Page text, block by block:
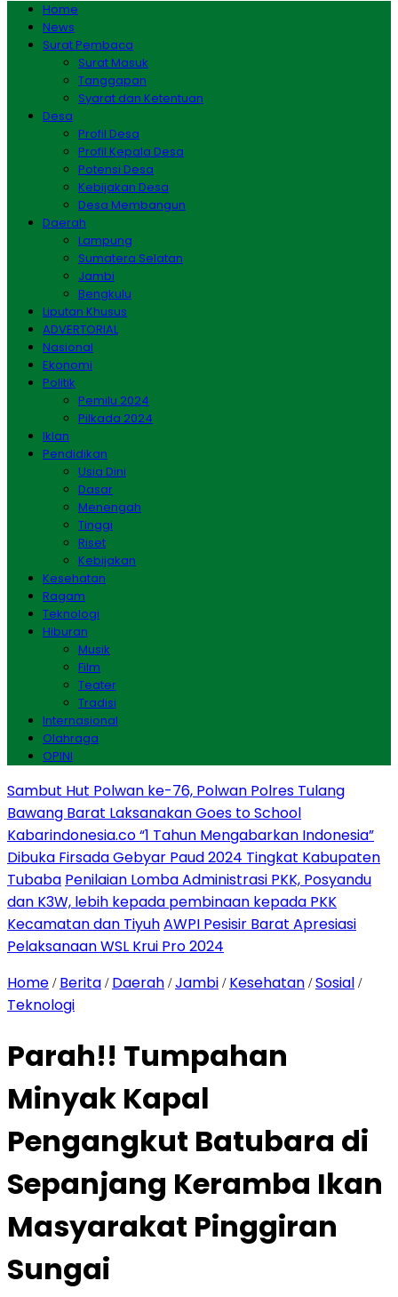
Home
News
Surat Pembaca
Surat Masuk
Tanggapan
Syarat dan Ketentuan
Desa
Profil Desa
Profil Kepala Desa
Potensi Desa
Kebijakan Desa
Desa Membangun
Daerah
Lampung
Sumatera Selatan
Jambi
Bengkulu
Liputan Khusus
ADVERTORIAL
Nasional
Ekonomi
Politik
Pemilu 2024
Pilkada 2024
Iklan
Pendidikan
Usia Dini
Dasar
Menengah
Tinggi
Riset
Kebijakan
Kesehatan
Ragam
Teknologi
Hiburan
Musik
Film
Teater
Tradisi
Internasional
Olahraga
OPINI
Sambut Hut Polwan ke-76, Polwan Polres Tulang
Bawang Barat Laksanakan Goes to School
Kabarindonesia.co “1 Tahun Mengabarkan Indonesia”
Dibuka Firsada Gebyar Paud 2024 Tingkat Kabupaten
Tubaba Penilaian Lomba Administrasi PKK, Posyandu
dan K3W, lebih kepada pembinaan kepada PKK
Kecamatan dan TiyuhAWPI Pesisir Barat Apresiasi
Pelaksanaan WSL Krui Pro 2024
Home / Berita / Daerah /Jambi / Kesehatan /Sosial /
Teknologi
Parah!! Tumpahan
Minyak Kapal
Pengangkut Batubara di
Sepanjang Keramba Ikan
Masyarakat Pinggiran
Sungai